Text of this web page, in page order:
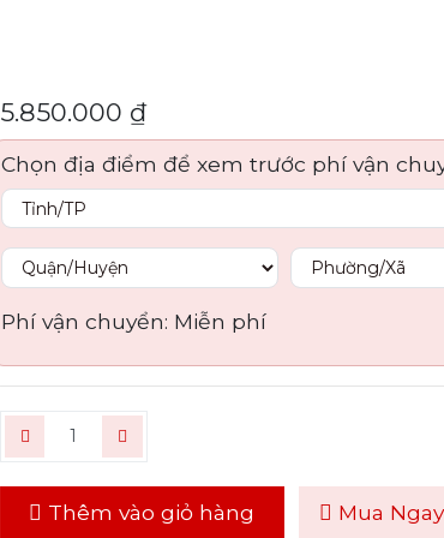
5.850.000 ₫
Chọn địa điểm để xem trước phí vận
Phí vận chuyển: Miễn phí
Thêm vào giỏ hàng Mua Ngay